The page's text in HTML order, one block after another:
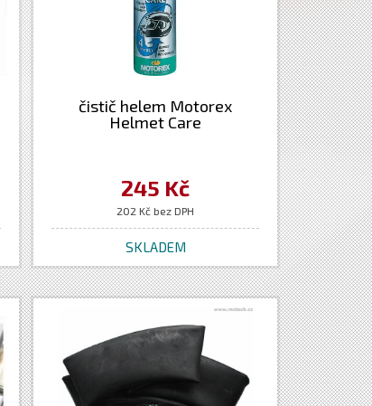
čistič helem Motorex
Helmet Care
245 Kč
202 Kč bez DPH
SKLADEM